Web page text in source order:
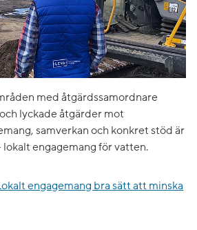
med åtgärdssamordnare
lyckade åtgärder mot
samverkan och konkret stöd är
lokalt engagemang för vatten.
engagemang bra sätt att minska